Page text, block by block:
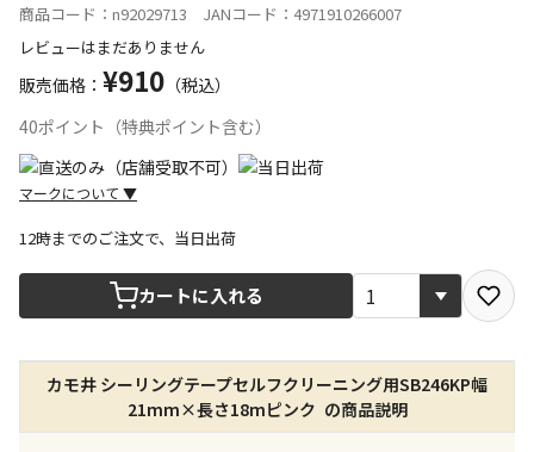
商品コード：n92029713 JANコード：4971910266007
レビューはまだありません
販売価格： ¥910 （税込）
40ポイント（特典ポイント含む）
マークについて ▼
宅配や店舗受取を選択できる商品です
店舗のみで受取できる商品です（宅配便でのお届けが
できません）
※同時購入の商品は、全て同じ店舗での受取となりま
す
12時までのご注文で、当日出荷
カートに入れる
カモ井 シーリングテープセルフクリーニング用SB246KP幅
21mm×長さ18mピンク の商品説明